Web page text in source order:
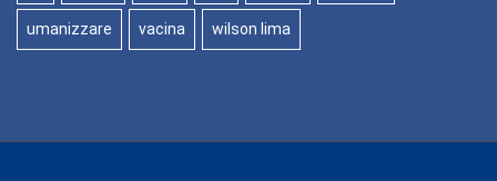
umanizzare vacina wilson lima